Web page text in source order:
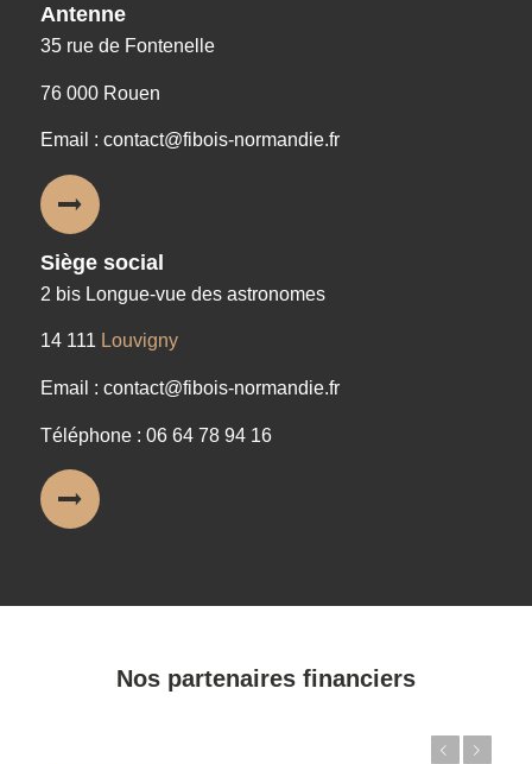
Antenne
35 rue de Fontenelle
76 000 Rouen
Email : contact@fibois-normandie.fr
Siège social
2 bis Longue-vue des astronomes
14 111 Louvigny
Email : contact@fibois-normandie.fr
Téléphone : 06 64 78 94 16
Nos partenaires financiers